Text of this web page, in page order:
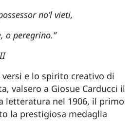
no’l vieti,
o peregrino.”
versi e lo spirito creativo di
valsero a Giosue Carducci il
letteratura nel 1906, il primo
la prestigiosa medaglia